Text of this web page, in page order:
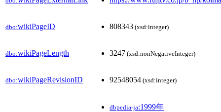
dbo:wikiPageID 808343 (xsd:integer)
dbo:wikiPageLength 3247 (xsd:nonNegativeInteger)
dbo:wikiPageRevisionID 92548054 (xsd:integer)
dbpedia-ja:1999年